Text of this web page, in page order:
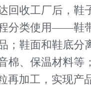
回收工厂后，鞋
分类使用——鞋
；鞋面和鞋底分
棉、保温材料等
再加工，实现产